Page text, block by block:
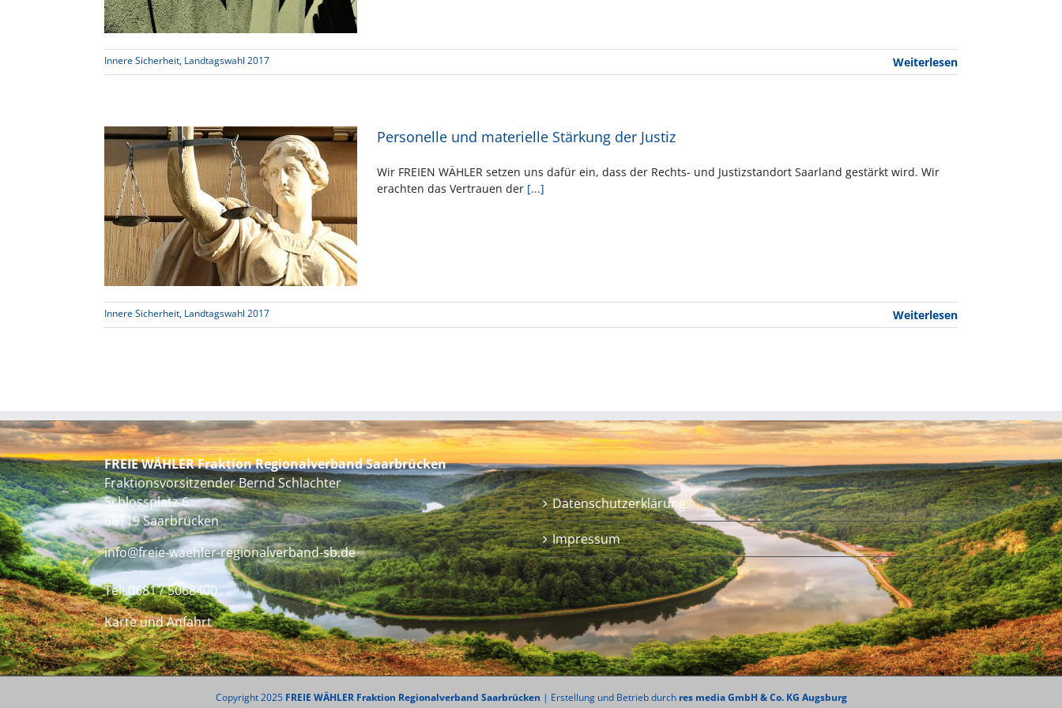
Innere Sicherheit, Landtagswahl 2017 Weiterlesen
Personelle und materielle Stärkung der Justiz
Wir FREIEN WÄHLER setzen uns dafür ein, dass der Rechts- und Justizstandort Saarland gestärkt wird. Wir
erachten das Vertrauen der [...]
Innere Sicherheit, Landtagswahl 2017 Weiterlesen
FREIE WÄHLER Fraktion Regionalverband Saarbrücken
Fraktionsvorsitzender Bernd Schlachter
Schlossplatz 6
66119 Saarbrücken
info@freie-waehler-regionalverband-sb.de
Tel:0681 / 5068400
Karte und Anfahrt
Datenschutzerklärung
Impressum
Copyright 2025 FREIE WÄHLER Fraktion Regionalverband Saarbrücken | Erstellung und Betrieb durch res media GmbH & Co. KG Augsburg